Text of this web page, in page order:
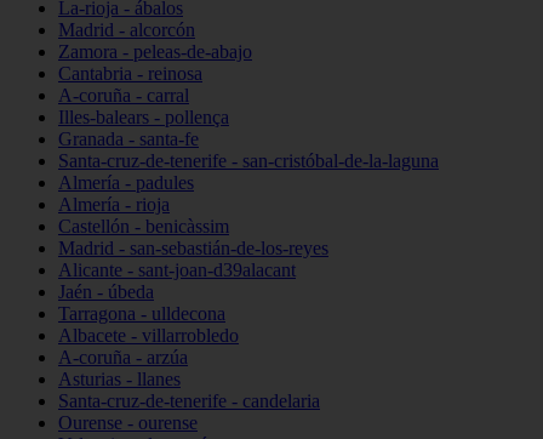
La-rioja - ábalos
Madrid - alcorcón
Zamora - peleas-de-abajo
Cantabria - reinosa
A-coruña - carral
Illes-balears - pollença
Granada - santa-fe
Santa-cruz-de-tenerife - san-cristóbal-de-la-laguna
Almería - padules
Almería - rioja
Castellón - benicàssim
Madrid - san-sebastián-de-los-reyes
Alicante - sant-joan-d39alacant
Jaén - úbeda
Tarragona - ulldecona
Albacete - villarrobledo
A-coruña - arzúa
Asturias - llanes
Santa-cruz-de-tenerife - candelaria
Ourense - ourense